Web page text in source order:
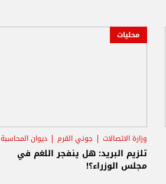
محليات
وزارة الاتصالات جوني القرم ديوان المحاسبة
تلزيم البريد: هل ينفجر اللغم في
مجلس الوزراء؟!